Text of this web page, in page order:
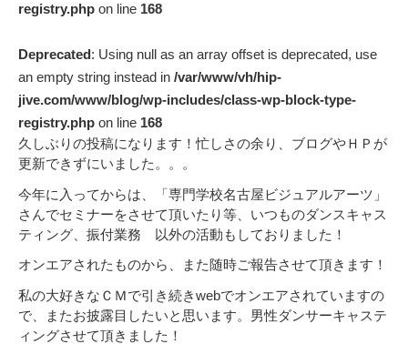
registry.php on line 168
Deprecated: Using null as an array offset is deprecated, use
an empty string instead in /var/www/vh/hip-
jive.com/www/blog/wp-includes/class-wp-block-type-
registry.php on line 168
久しぶりの投稿になります！忙しさの余り、ブログやＨＰが
更新できずにいました。。。
今年に入ってからは、「専門学校名古屋ビジュアルアーツ」
さんでセミナーをさせて頂いたり等、いつものダンスキャス
ティング、振付業務 以外の活動もしておりました！
オンエアされたものから、また随時ご報告させて頂きます！
私の大好きなＣＭで引き続きwebでオンエアされていますの
で、またお披露目したいと思います。男性ダンサーキャステ
ィングさせて頂きました！